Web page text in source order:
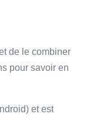
de le combiner
pour savoir en
et est